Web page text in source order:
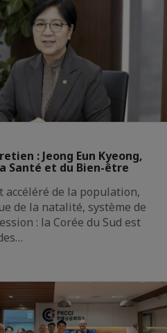
: Jeong Eun Kyeong,
Santé et du Bien-être
accéléré de la population,
de la natalité, système de
: la Corée du Sud est